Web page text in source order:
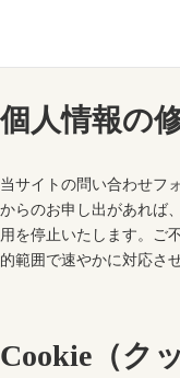
個人情報の
当サイトの問い合わせフ
からのお申し出があれば
用を停止いたします。ご
的範囲で速やかに対応さ
Cookie（ク